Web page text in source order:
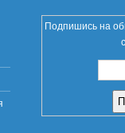
Подпишись на